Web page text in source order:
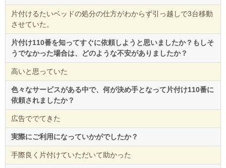
片付けるたいベッドの処分の仕方がわからず引っ越しで3台移動
させていた。
片付け110番を知ってすぐに依頼しようと思いましたか？もしそ
うでなかった場合は、どのような不安がありましたか？
高いと思っていた
色々なサービスがある中で、何が決め手となって片付け110番に
依頼されましたか？
広告ででてきた
実際にご利用になっていかがでしたか？
手際良く片付けていただいて助かった